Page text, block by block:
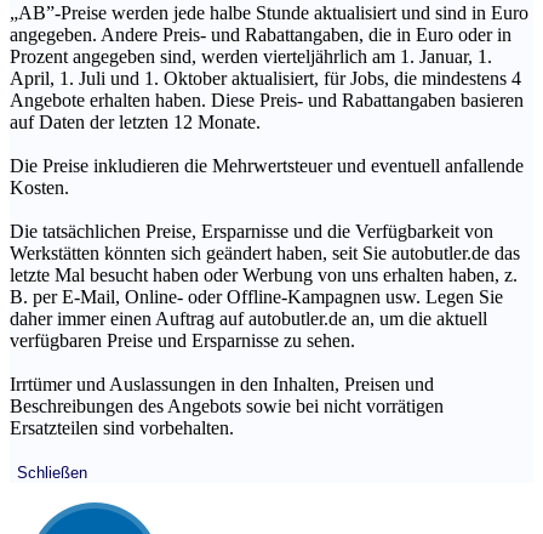
„AB”-Preise werden jede halbe Stunde aktualisiert und sind in Euro
angegeben. Andere Preis- und Rabattangaben, die in Euro oder in
Prozent angegeben sind, werden vierteljährlich am 1. Januar, 1.
April, 1. Juli und 1. Oktober aktualisiert, für Jobs, die mindestens 4
Angebote erhalten haben. Diese Preis- und Rabattangaben basieren
auf Daten der letzten 12 Monate.
Die Preise inkludieren die Mehrwertsteuer und eventuell anfallende
Kosten.
Die tatsächlichen Preise, Ersparnisse und die Verfügbarkeit von
Werkstätten könnten sich geändert haben, seit Sie autobutler.de das
letzte Mal besucht haben oder Werbung von uns erhalten haben, z.
B. per E-Mail, Online- oder Offline-Kampagnen usw. Legen Sie
daher immer einen Auftrag auf autobutler.de an, um die aktuell
verfügbaren Preise und Ersparnisse zu sehen.
Irrtümer und Auslassungen in den Inhalten, Preisen und
Beschreibungen des Angebots sowie bei nicht vorrätigen
Ersatzteilen sind vorbehalten.
Schließen